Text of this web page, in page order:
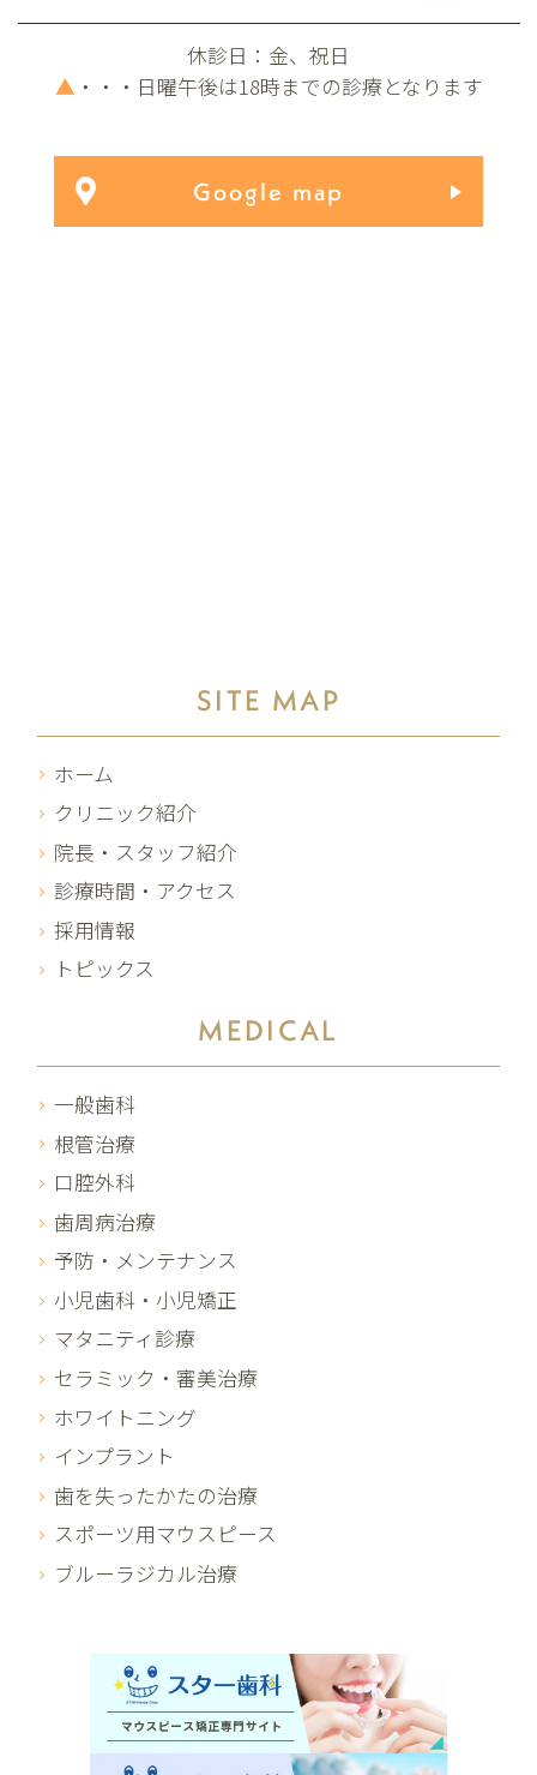
休診日：金、祝日
▲ ・・・日曜午後は18時までの診療となります
Google map
SITE MAP
ホーム
クリニック紹介
院長・スタッフ紹介
診療時間・アクセス
採用情報
トピックス
MEDICAL
一般歯科
根管治療
口腔外科
歯周病治療
予防・メンテナンス
小児歯科・小児矯正
マタニティ診療
セラミック・審美治療
ホワイトニング
インプラント
歯を失ったかたの治療
スポーツ用マウスピース
ブルーラジカル治療